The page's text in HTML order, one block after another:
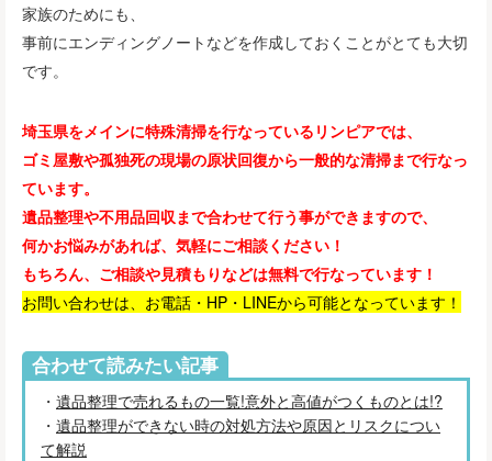
家族のためにも、
事前にエンディングノートなどを作成しておくことがとても大切
です。
埼玉県をメインに特殊清掃を行なっているリンピアでは、
ゴミ屋敷や孤独死の現場の原状回復から一般的な清掃まで行なっ
ています。
遺品整理や不用品回収まで合わせて行う事ができますので、
何かお悩みがあれば、気軽にご相談ください！
もちろん、ご相談や見積もりなどは無料で行なっています！
お問い合わせは、お電話・HP・LINEから可能となっています！
合わせて読みたい記事
・ 遺品整理で売れるもの一覧!意外と高値がつくものとは!?
・ 遺品整理ができない時の対処方法や原因とリスクについ
て解説